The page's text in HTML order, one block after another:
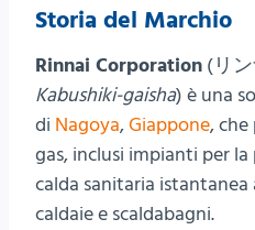
Storia del Marchio
Rinnai Corporation (リ
Kabushiki-gaisha) è una
di Nagoya,Giappone,
gas, inclusi impianti per
calda sanitaria
caldaie e scaldabagni.